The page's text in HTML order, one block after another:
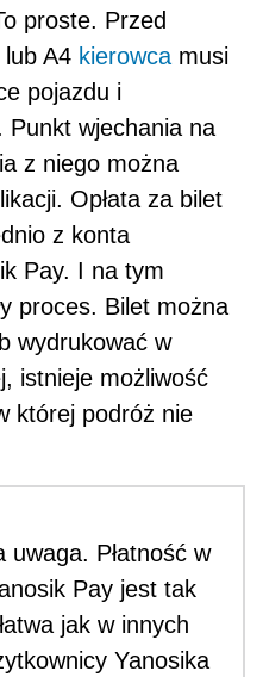
proste. Przed
A4 kierowca musi
pojazdu i
Punkt wjechania na
z niego można
Opłata za bilet
z konta
Pay. I na tym
proces. Bilet można
wydrukować w
istnieje możliwość
której podróż nie
Płatność w
Pay jest tak
jak w innych
Yanosika